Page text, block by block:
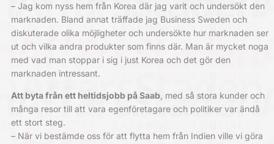
– Jag kom nyss hem från Korea där jag varit och undersökt den
marknaden. Bland annat träffade jag Business Sweden och
diskuterade olika möjligheter och undersökte hur marknaden ser
ut och vilka andra produkter som finns där. Man är mycket noga
med vad man stoppar i sig i just Korea och det gör den
marknaden intressant.
Att byta från ett heltidsjobb på Saab, med så stora kunder och
många resor till att vara egenföretagare och politiker var ändå
ett stort steg.
– När vi bestämde oss för att flytta hem från Indien ville vi göra